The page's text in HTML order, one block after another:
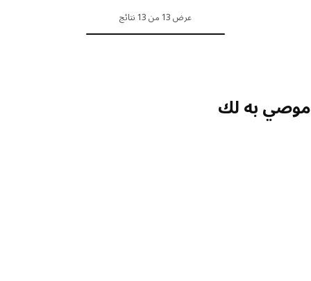
عرض 13 من 13 نتائج
به لك